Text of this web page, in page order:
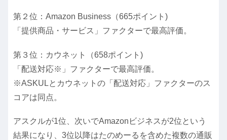
第２位：Amazon Business（665ポイント)
「提供商品・サービス」ファクターで最高評価。
第３位：カウネット（658ポイント)
「配送対応※」ファクターで最高評価。
※ASKULとカウネットの「配送対応」ファクターのス
コアは同点。
アスクルが1位、次いでAmazonビジネスが2位という
結果になり、3位以降はたのめーるを含めた複数の通販